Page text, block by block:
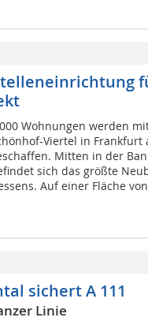
Wohnungen werden
Viertel in Frankfurt
Mitten in der
sich das größte
Auf einer Fläche
sichert A 111
Linie